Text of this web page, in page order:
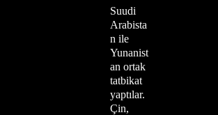
Suudi
Arabista
n ile
Yunanist
an ortak
tatbikat
yaptılar.
Çin,